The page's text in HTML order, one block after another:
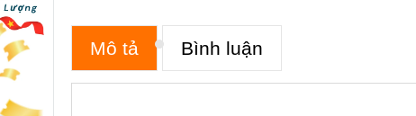
Mô tả Bình luận